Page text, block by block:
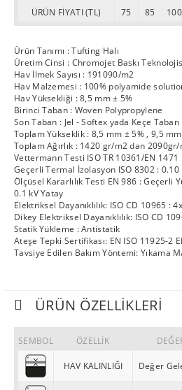
ÜRÜN FİYATI (TL)
75 85 100
Ürün Tanımı : Tufting Halı
Üretim Cinsi : Chromojet Baskı
Hav İlmek Sayısı : 191090/m2
Hav Malzemesi : 100% polyamide
Hav Yüksekliği : 8,5 mm ± 5%
Birinci Taban : Woven Polypropylene
Son Taban : Jel - Softex yada Keçe Taban
Toplam Yükseklik : 8,5 mm ± 5% , 9,5
Toplam Ağırlık : 1420 gr/m2 dan
Vettermann Testi ISO TR 10361/EN 1471
Geçerli Termal İzolasyon ISO 8302 : 0.10
Ölçüsel Kararlılık Testi EN 986 : Geçerli
0.1 kV Yatay
Elektriksel Dayanıklılık: ISO CD 10965 :
Dikey Elektriksel Dayanıklılık: ISO CD
Statik Yükleme : Antistatik
Ateşe Tepki Sertifikası: EN ISO 11925-2
Tavsiye Edilen Bakım Yöntemi: Yıkama
ÜRÜN ÖZELLIKLERI
SEMBOL ÖZELLİK
HAV KALINLIĞI Değer